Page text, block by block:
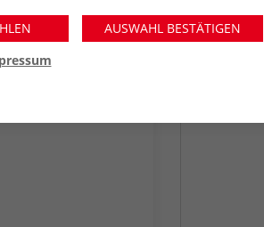
AUSWAHL BESTÄTIGEN